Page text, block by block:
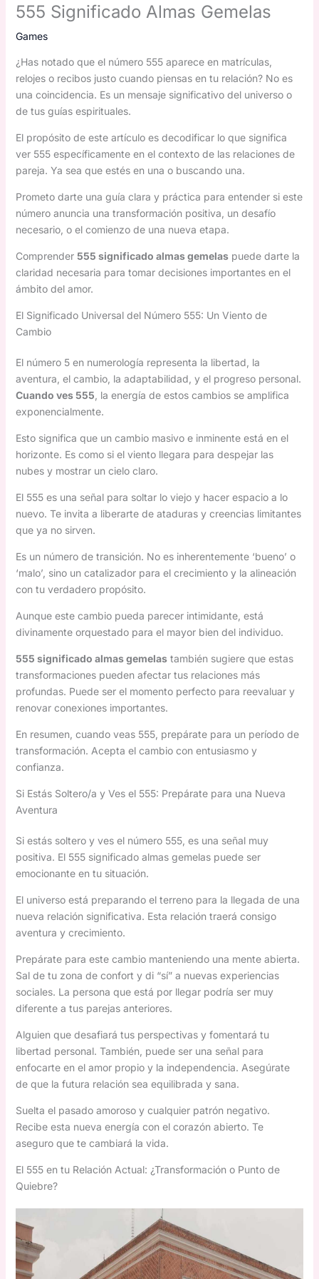
555 Significado Almas Gemelas
Games
¿Has notado que el número 555 aparece en matrículas,
relojes o recibos justo cuando piensas en tu relación? No es
una coincidencia. Es un mensaje significativo del universo o
de tus guías espirituales.
El propósito de este artículo es decodificar lo que significa
ver 555 específicamente en el contexto de las relaciones de
pareja. Ya sea que estés en una o buscando una.
Prometo darte una guía clara y práctica para entender si este
número anuncia una transformación positiva, un desafío
necesario, o el comienzo de una nueva etapa.
Comprender 555 significado almas gemelaspuede darte la
claridad necesaria para tomar decisiones importantes en el
ámbito del amor.
El Significado Universal del Número 555: Un Viento de
Cambio
El número 5 en numerología representa la libertad, la
aventura, el cambio, la adaptabilidad, y el progreso personal.
Cuando ves 555 , la energía de estos cambios se amplifica
exponencialmente.
Esto significa que un cambio masivo e inminente está en el
horizonte. Es como si el viento llegara para despejar las
nubes y mostrar un cielo claro.
El 555 es una señal para soltar lo viejo y hacer espacio a lo
nuevo. Te invita a liberarte de ataduras y creencias limitantes
que ya no sirven.
Es un número de transición. No es inherentemente ‘bueno’ o
‘malo’, sino un catalizador para el crecimiento y la alineación
con tu verdadero propósito.
Aunque este cambio pueda parecer intimidante, está
divinamente orquestado para el mayor bien del individuo.
555 significado almas gemelastambién sugiere que estas
transformaciones pueden afectar tus relaciones más
profundas. Puede ser el momento perfecto para reevaluar y
renovar conexiones importantes.
En resumen, cuando veas 555, prepárate para un período de
transformación. Acepta el cambio con entusiasmo y
confianza.
Si Estás Soltero/a y Ves el 555: Prepárate para una Nueva
Aventura
Si estás soltero y ves el número 555, es una señal muy
positiva. El 555 significado almas gemelas puede ser
emocionante en tu situación.
El universo está preparando el terreno para la llegada de una
nueva relación significativa. Esta relación traerá consigo
aventura y crecimiento.
Prepárate para este cambio manteniendo una mente abierta.
Sal de tu zona de confort y di “sí” a nuevas experiencias
sociales. La persona que está por llegar podría ser muy
diferente a tus parejas anteriores.
Alguien que desafiará tus perspectivas y fomentará tu
libertad personal. También, puede ser una señal para
enfocarte en el amor propio y la independencia. Asegúrate
de que la futura relación sea equilibrada y sana.
Suelta el pasado amoroso y cualquier patrón negativo.
Recibe esta nueva energía con el corazón abierto. Te
aseguro que te cambiará la vida.
El 555 en tu Relación Actual: ¿Transformación o Punto de
Quiebre?